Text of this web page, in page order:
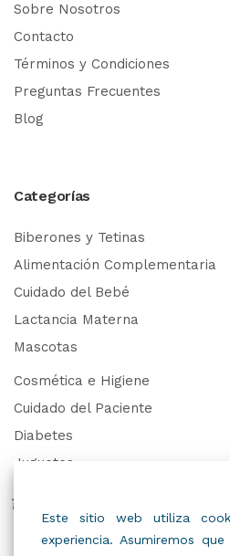
Sobre Nosotros
Contacto
Términos y Condiciones
Preguntas Frecuentes
Blog
Categorías
Biberones y Tetinas
Alimentación Complementaria
Cuidado del Bebé
Lactancia Materna
Mascotas
Cosmética e Higiene
Cuidado del Paciente
Diabetes
Juguetes
Trabaja con Nosotros
Este sitio web utiliza
experiencia. Asumiremos